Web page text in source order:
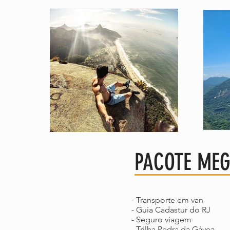
PACOTE
- Transporte em van
- Guia Cadastur do RJ
- Seguro viagem